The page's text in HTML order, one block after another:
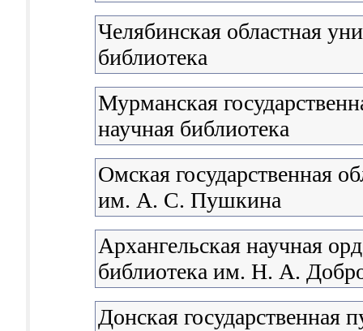
Челябинская областная
библиотека
Мурманская
научная библиотека
Омская государственная
им. А. С. Пушкина
Архангельская научная
библиотека им. Н. А.
Донская государственная